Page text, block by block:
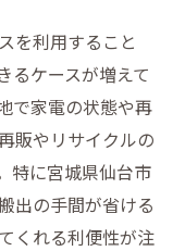
を利用すること
るケースが増えて
で家電の状態や再
販やリサイクルの
特に宮城県仙台市
出の手間が省ける
くれる利便性が注